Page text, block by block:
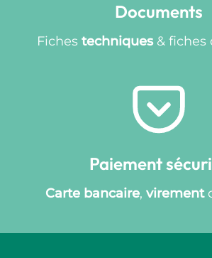
Documents
Fiches techniques& fiches
Paiement
Carte bancaire, virement